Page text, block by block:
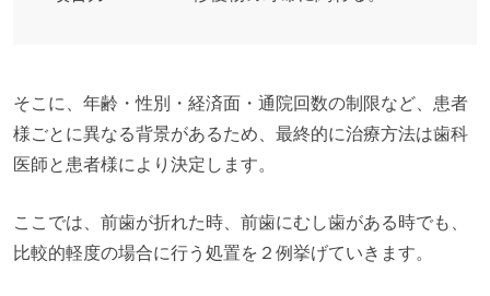
そこに、年齢・性別・経済面・通院回数の制限など、患者
様ごとに異なる背景があるため、最終的に治療方法は歯科
医師と患者様により決定します。
ここでは、前歯が折れた時、前歯にむし歯がある時でも、
比較的軽度の場合に行う処置を２例挙げていきます。